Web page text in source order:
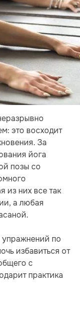
это восходит
За
йога
позы со
из них все так
а любая
по
избавиться от
с
практика